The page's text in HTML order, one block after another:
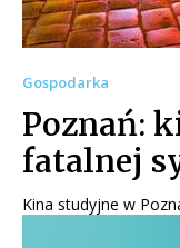
Gospodarka
Poznań:
fatalnej
Kina studyjne w